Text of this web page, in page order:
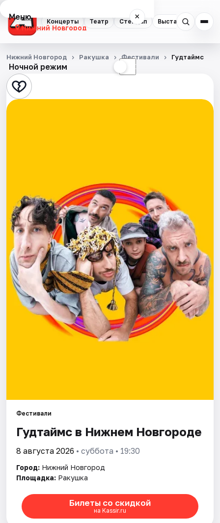
Концерты Театр Стендап Выставки
Меню ×
Нижний Новгород
Концерты
Театр
Стендап
События
Города
Площадки
Артисты
Рейтинги
Ночной режим ☾
Нижний Новгород Ракушка Фестивали Гудтаймс
Фестивали
Гудтаймс в Нижнем Новгороде
8 августа 2026 • суббота • 19:30
Город: Нижний Новгород
Площадка: Ракушка
Билеты со скидкой
на Kassir.ru